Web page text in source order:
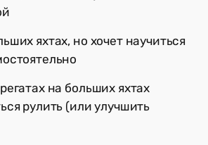
яхтах, но хочет научиться
на больших яхтах
рулить (или улучшить